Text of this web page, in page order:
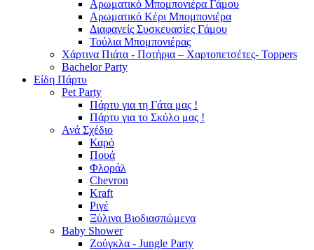
Αρωματικό Μπομπονιέρα Γάμου
Αρωματικό Κέρι Μπομπονιέρα
Διαφανείς Συσκευασίες Γάμου
Τούλια Μπομπονιέρας
Χάρτινα Πιάτα - Ποτήρια – Χαρτοπετσέτες- Toppers
Bachelor Party
Είδη Πάρτυ
Pet Party
Πάρτυ για τη Γάτα μας !
Πάρτυ για το Σκύλο μας !
Ανά Σχέδιο
Καρό
Πουά
Φλοράλ
Chevron
Kraft
Ριγέ
Ξύλινα Βιοδιασπώμενα
Baby Shower
Ζούγκλα - Jungle Party